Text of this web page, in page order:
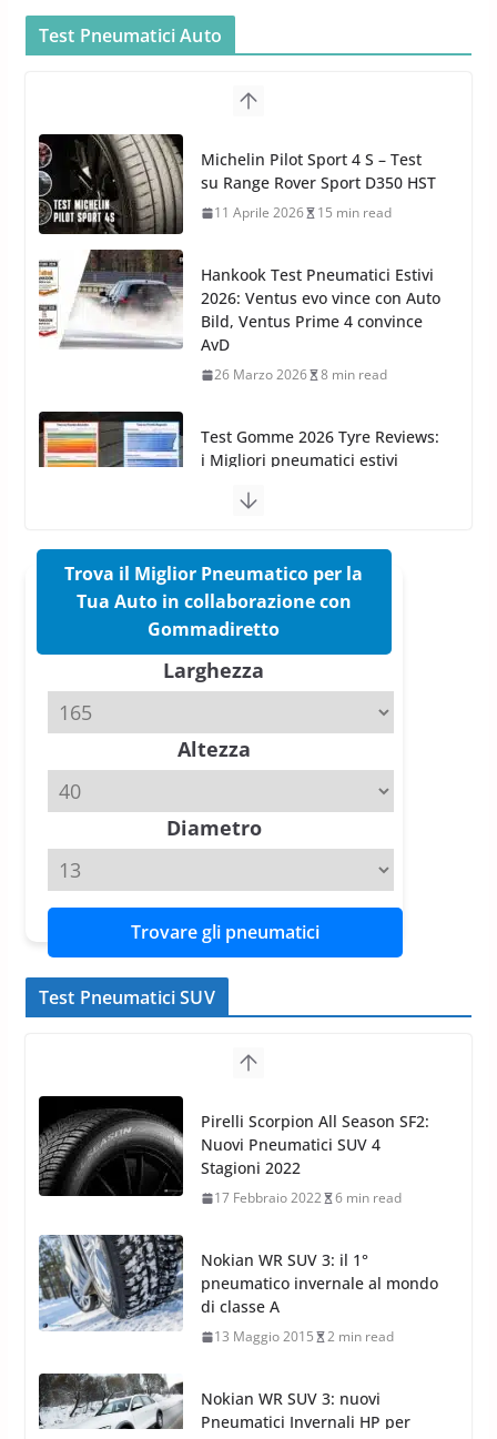
Gun per la tua Idropulitrice?
5 Maggio 2022 2 min read
Car Care
26 Marzo 2025 2 min read
Test Pneumatici Auto
Michelin Pilot Sport 4 S – Test
su Range Rover Sport D350 HST
11 Aprile 2026 15 min read
Hankook Test Pneumatici Estivi
2026: Ventus evo vince con Auto
Bild, Ventus Prime 4 convince
AvD
26 Marzo 2026 8 min read
Test Gomme 2026 Tyre Reviews:
i Migliori pneumatici estivi
17 Marzo 2026
Pirelli Cinturato 2026: due
vittorie nei test europei
confermano il salto tecnico del
16 Marzo 2026
Pirelli P Zero Trofeo RS: per
Tyre Reviews è la gomma semi-
20 Aprile 2026 4 min read
Trova il Miglior Pneumatico per la
Tua Auto in collaborazione con
Gommadiretto
Larghezza
Altezza
Diametro
Trovare gli pneumatici
Test Pneumatici SUV
Pirelli Scorpion All Season SF2:
Nuovi Pneumatici SUV 4
Stagioni 2022
17 Febbraio 2022 6 min read
Nokian WR SUV 3: il 1°
pneumatico invernale al mondo
di classe A
13 Maggio 2015 2 min read
Nokian WR SUV 3: nuovi
Pneumatici Invernali HP per